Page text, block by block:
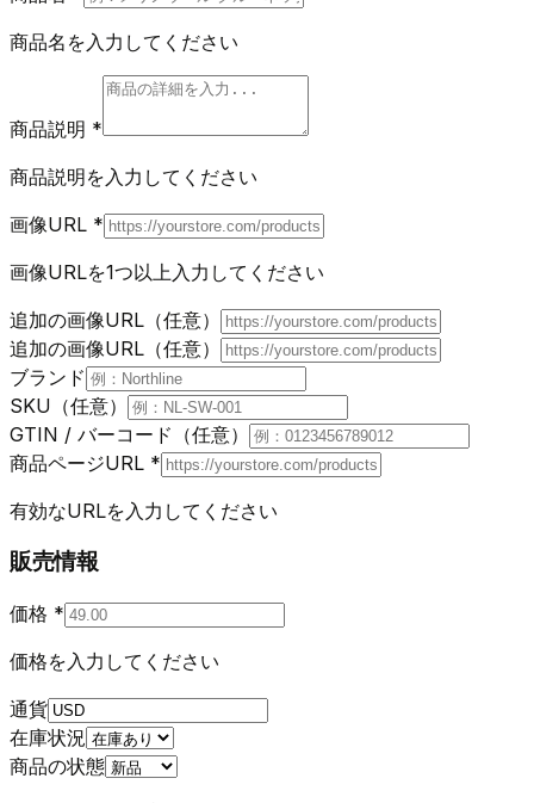
商品名を入力してください
商品説明 *
商品説明を入力してください
画像URL *
画像URLを1つ以上入力してください
追加の画像URL（任意）
追加の画像URL（任意）
ブランド
SKU（任意）
GTIN / バーコード（任意）
商品ページURL *
有効なURLを入力してください
販売情報
価格 *
価格を入力してください
通貨
在庫状況
商品の状態